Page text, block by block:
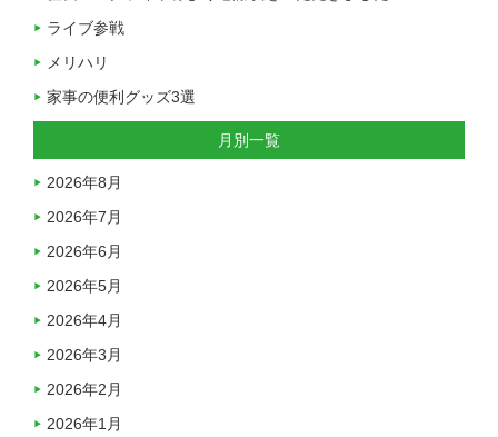
ライブ参戦
メリハリ
家事の便利グッズ3選
月別一覧
2026年8月
2026年7月
2026年6月
2026年5月
2026年4月
2026年3月
2026年2月
2026年1月